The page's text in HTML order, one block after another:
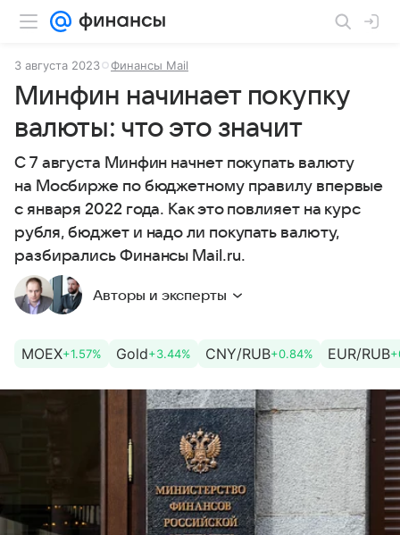
3 августа 2023 Финансы Mail
Минфин начинает покупку
валюты: что это значит
С 7 августа Минфин начнет покупать валюту
на Мосбирже по бюджетному правилу впервые
с января 2022 года. Как это повлияет на курс
рубля, бюджет и надо ли покупать валюту,
разбирались Финансы Mail.ru.
Авторы и эксперты
MOEX+1.57% Gold+3.44% CNY/RUB+0.84% EUR/RUB